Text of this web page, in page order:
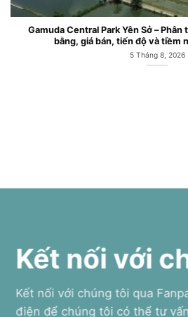
Gamuda Central Park Yên Sở –
bằng, giá bán, tiến độ và tiềm
5 Tháng 8, 2026
Kết nối với
Kết nối với chúng tôi qua
điện để chúng tôi có thể tư